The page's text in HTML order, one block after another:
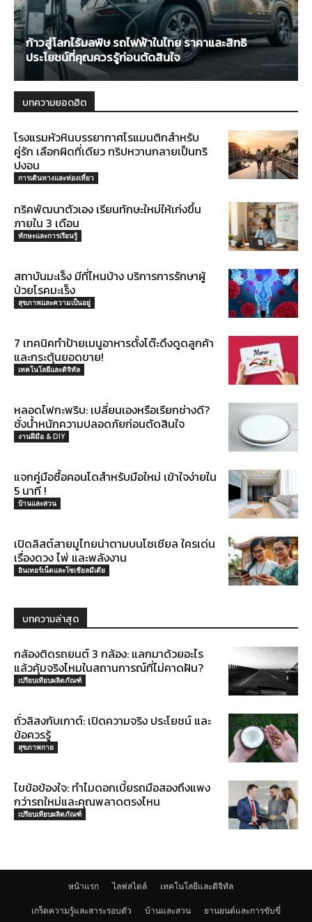
ก้าวสู่โลกไร้มลพิษ รถไฟฟ้าในไทย ราคาและสิทธิ
ประโยชน์ที่คุณควรรู้ก่อนตัดสินใจ
บทความยอดฮิต
โรงแรมหัวหินบรรยากาศโรแมนติกสำหรับ
คู่รัก เลือกผิดที่เดียว ทริปหวานกลายเป็นทริ
ปงอน
การเดินทางและท่องเที่ยว
ทริคพัฒนาตัวเอง เรียนทักษะใหม่ให้เก่งขึ้น
ภายใน 3 เดือน
ทักษะและการเรียนรู้
สถาบันมะเร็ง มีที่ไหนบ้าง บริการการรักษาผู้
ป่วยโรคมะเร็ง
สุขภาพและความเป็นอยู่
7 เทคนิคทำป้ายเมนูอาหารตั้งโต๊ะดึงดูดลูกค้า
และกระตุ้นยอดขาย!
เทคโนโลยีและดิจิทัล
หลอดไฟกะพริบ: เปลี่ยนเองหรือเรียกช่างดี?
ชั่งน้ำหนักความปลอดภัยก่อนตัดสินใจ
งานฝีมือ & DIY
แจกคู่มือซื้อคอนโดสำหรับมือใหม่ เข้าใจง่ายใน
5 นาที !
บ้านและสวน
เปิดลิสต์สายมูไทยน่าตามบนโซเชียล ใครเด่น
เรื่องดวง ไพ่ และพลังงาน
อินเทอร์เน็ตและโซเชียลมีเดีย
บทความล่าสุด
กล้องติดรถยนต์ 3 กล้อง: แลกมาด้วยอะไร
แล้วคุ้มจริงไหมในสถานการณ์ที่ไม่คาดฝัน?
เปรียบเทียบผลิตภัณฑ์
ถั่วลิสงกับเกาต์: เปิดความจริง ประโยชน์ และ
ข้อควรรู้
สุขภาพกาย
ไขข้อข้องใจ: ทำไมดอกเบี้ยรถมือสองถึงแพง
กว่ารถใหม่และคุณพลาดตรงไหน
เปรียบเทียบผลิตภัณฑ์
หน้าแรก ไลฟสไตล์ เทคโนโลยีและดิจิทัล
เกร็ดความรู้และสาระรอบตัว บ้านและสวน ยานยนต์และการขับขี่